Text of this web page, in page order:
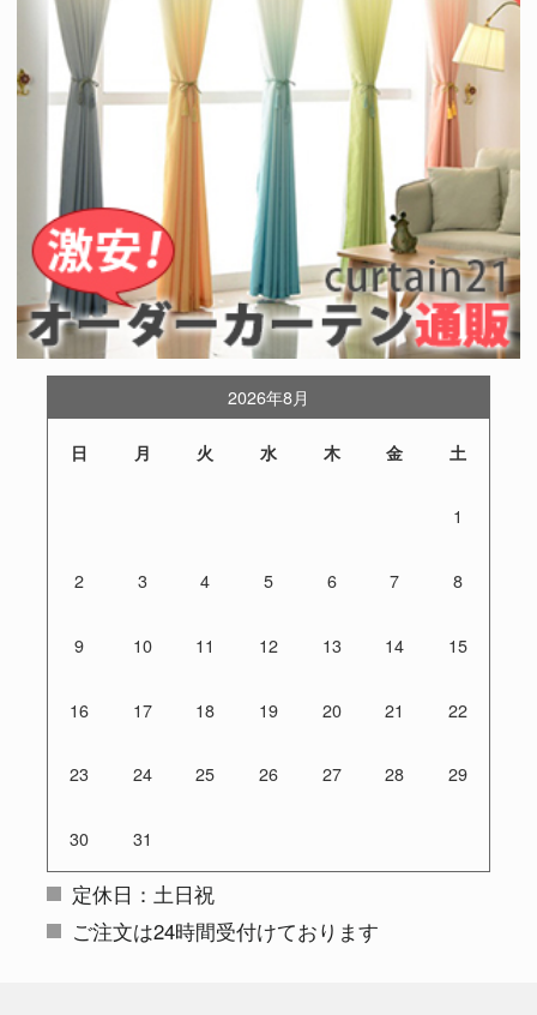
2026年8月
日 月 火 水 木 金 土
1
2 3 4 5 6 7 8
9 10 11 12 13 14 15
16 17 18 19 20 21 22
23 24 25 26 27 28 29
30 31
定休日：土日祝
ご注文は24時間受付けております